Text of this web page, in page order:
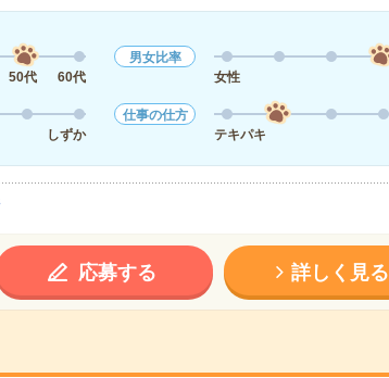
50代 60代
男女比率
女性
しずか
仕事の仕方
テキパキ
応募する 詳しく見る